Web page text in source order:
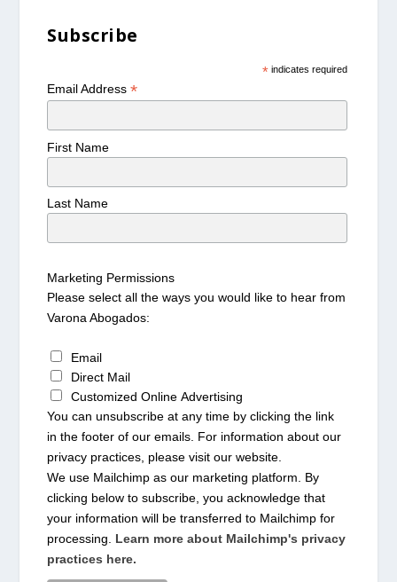
Subscribe
*indicates required
Email Address*
First Name
Last Name
Marketing Permissions
Please select all the ways you would like to hear from
Varona Abogados:
Email
Direct Mail
Customized Online Advertising
You can unsubscribe at any time by clicking the link
in the footer of our emails. For information about our
privacy practices, please visit our website.
We use Mailchimp as our marketing platform. By
clicking below to subscribe, you acknowledge that
your information will be transferred to Mailchimp for
processing. Learn more about Mailchimp's privacy
practices here.